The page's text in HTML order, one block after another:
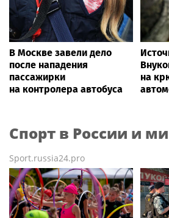
В Москве завели дело
после нападения
пассажирки
на контролера автобуса
на
Спорт в России и
Sport.russia24.pro